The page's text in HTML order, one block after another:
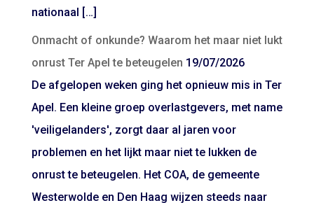
nationaal […]
Onmacht of onkunde? Waarom het maar niet lukt
onrust Ter Apel te beteugelen 19/07/2026
De afgelopen weken ging het opnieuw mis in Ter
Apel. Een kleine groep overlastgevers, met name
'veiligelanders', zorgt daar al jaren voor
problemen en het lijkt maar niet te lukken de
onrust te beteugelen. Het COA, de gemeente
Westerwolde en Den Haag wijzen steeds naar